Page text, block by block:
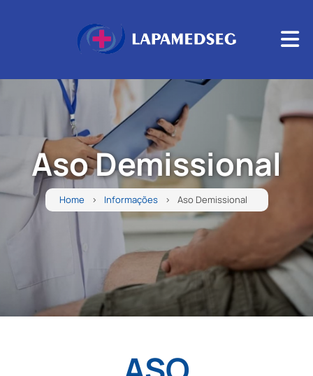
Aso Demissional
Home Informações Aso Demissional